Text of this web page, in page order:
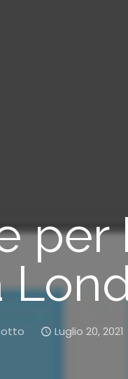
per
Luglio 20, 2021